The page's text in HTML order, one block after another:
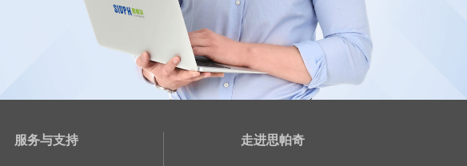
服务与支持 走进思帕奇